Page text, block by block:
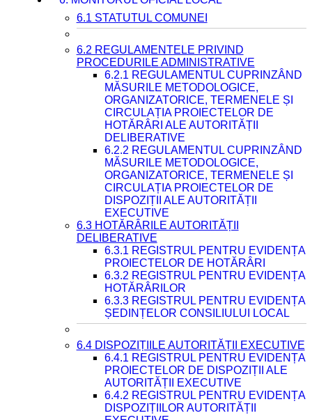
6.1 STATUTUL COMUNEI
6.2 REGULAMENTELE PRIVIND
PROCEDURILE ADMINISTRATIVE
6.2.1 REGULAMENTUL CUPRINZÂND
MĂSURILE METODOLOGICE,
ORGANIZATORICE, TERMENELE ȘI
CIRCULAȚIA PROIECTELOR DE
HOTĂRÂRI ALE AUTORITĂȚII
DELIBERATIVE
6.2.2 REGULAMENTUL CUPRINZÂND
MĂSURILE METODOLOGICE,
ORGANIZATORICE, TERMENELE ȘI
CIRCULAȚIA PROIECTELOR DE
DISPOZIȚII ALE AUTORITĂȚII
EXECUTIVE
6.3 HOTĂRÂRILE AUTORITĂȚII
DELIBERATIVE
6.3.1 REGISTRUL PENTRU EVIDENȚA
PROIECTELOR DE HOTĂRÂRI
6.3.2 REGISTRUL PENTRU EVIDENȚA
HOTĂRÂRILOR
6.3.3 REGISTRUL PENTRU EVIDENȚA
ȘEDINȚELOR CONSILIULUI LOCAL
6.4 DISPOZIȚIILE AUTORITĂȚII EXECUTIVE
6.4.1 REGISTRUL PENTRU EVIDENȚA
PROIECTELOR DE DISPOZIȚII ALE
AUTORITĂȚII EXECUTIVE
6.4.2 REGISTRUL PENTRU EVIDENȚA
DISPOZIȚIILOR AUTORITĂȚII